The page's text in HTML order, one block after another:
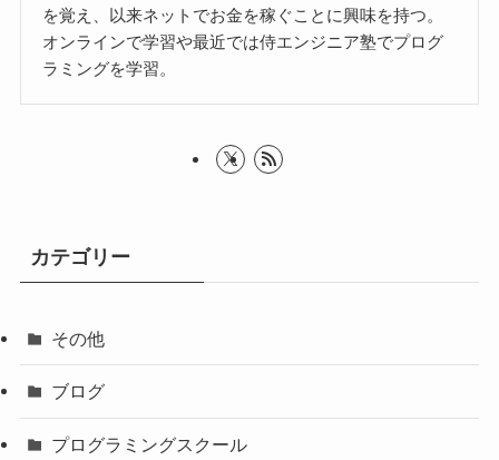
を覚え、以来ネットでお金を稼ぐことに興味を持つ。
オンラインで学習や最近では侍エンジニア塾でプログ
ラミングを学習。
カテゴリー
その他
ブログ
プログラミングスクール